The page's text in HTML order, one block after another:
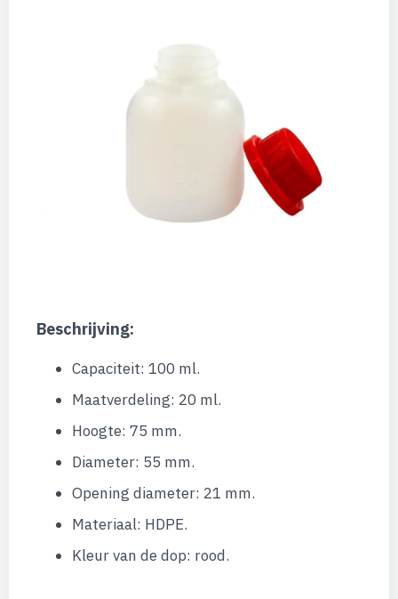
Beschrijving:
Capaciteit: 100 ml.
Maatverdeling: 20 ml.
Hoogte: 75 mm.
Diameter: 55 mm.
Opening diameter: 21 mm.
Materiaal: HDPE.
Kleur van de dop: rood.